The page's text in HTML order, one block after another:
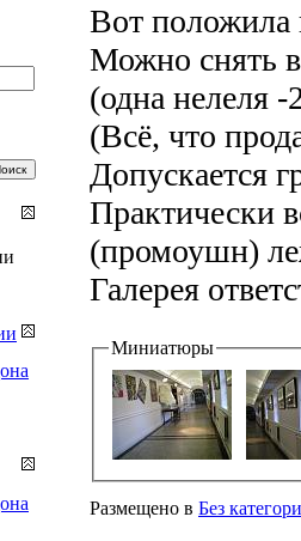
Вот положила
Можно снять
(одна нелеля
(Всё, что
Допускается
Практически
(промоушн)
Галерея
Миниатюры
Размещено в Без